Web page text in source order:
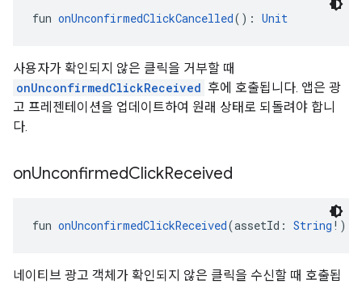
fun onUnconfirmedClickCancelled(): Unit
사용자가 확인되지 않은 클릭을 거부할 때
onUnconfirmedClickReceived 후에 호출됩니다. 앱은 광
고 프레젠테이션을 업데이트하여 원래 상태로 되돌려야 합니
다.
onUnconfirmedClickReceived
fun onUnconfirmedClickReceived(assetId: String !):
네이티브 광고 객체가 확인되지 않은 클릭을 수신할 때 호출됩